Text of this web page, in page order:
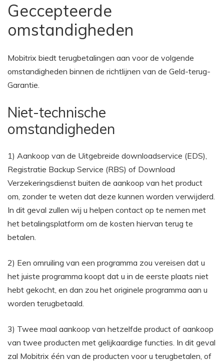
Geccepteerde
omstandigheden
Mobitrix biedt terugbetalingen aan voor de volgende
omstandigheden binnen de richtlijnen van de Geld-terug-
Garantie.
Niet-technische
omstandigheden
1) Aankoop van de Uitgebreide downloadservice (EDS),
Registratie Backup Service (RBS) of Download
Verzekeringsdienst buiten de aankoop van het product
om, zonder te weten dat deze kunnen worden verwijderd.
In dit geval zullen wij u helpen contact op te nemen met
het betalingsplatform om de kosten hiervan terug te
betalen.
2) Een omruiling van een programma zou vereisen dat u
het juiste programma koopt dat u in de eerste plaats niet
hebt gekocht, en dan zou het originele programma aan u
worden terugbetaald.
3) Twee maal aankoop van hetzelfde product of aankoop
van twee producten met gelijkaardige functies. In dit geval
zal Mobitrix één van de producten voor u terugbetalen, of